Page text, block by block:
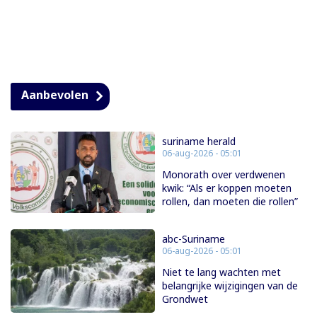
Aanbevolen
suriname herald
06-aug-2026 - 05:01
Monorath over verdwenen
kwik: “Als er koppen moeten
rollen, dan moeten die rollen”
abc-Suriname
06-aug-2026 - 05:01
Niet te lang wachten met
belangrijke wijzigingen van de
Grondwet